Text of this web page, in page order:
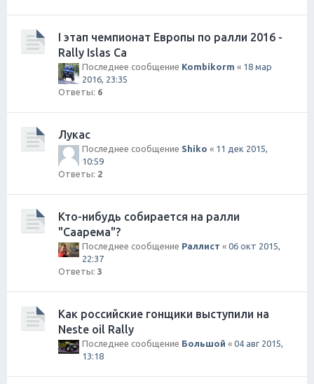
I этап чемпионат Европы по ралли 2016 -
Rally Islas Ca
Последнее сообщение Kombikorm « 18 мар
2016, 23:35
Ответы: 6
Лукас
Последнее сообщение Shiko « 11 дек 2015,
10:59
Ответы: 2
Кто-нибудь собирается на ралли
"Саарема"?
Последнее сообщение Раллист « 06 окт 2015,
22:37
Ответы: 3
Как российские гонщики выступили на
Neste oil Rally
Последнее сообщение Большой « 04 авг 2015,
13:18